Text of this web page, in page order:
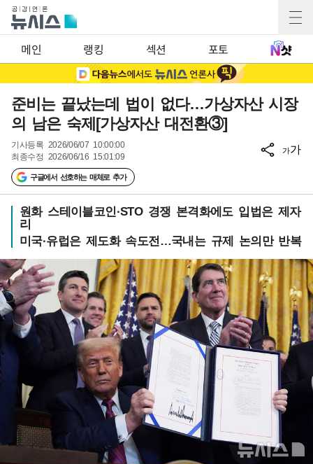
메인 랭킹 섹션 포토
준비는 끝났는데 법이 없다…가상자산 시장
의 남은 숙제[가상자산 대전환③]
기사등록 2026/06/07 10:00:00
최종수정 2026/06/16 15:01:09
구글에서 선호하는 매체로 추가
가가
원화 스테이블코인·STO 경쟁 본격화에도 입법은 제자
리
미국·유럽은 제도화 속도전…국내는 규제 논의만 반복